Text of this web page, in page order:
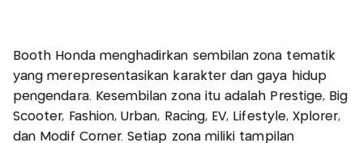
Booth Honda menghadirkan sembilan zona tematik
yang merepresentasikan karakter dan gaya hidup
pengendara. Kesembilan zona itu adalah Prestige, Big
Scooter, Fashion, Urban, Racing, EV, Lifestyle, Xplorer,
dan Modif Corner. Setiap zona miliki tampilan